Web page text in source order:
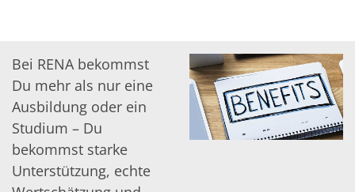
Bei RENA bekommst
Du mehr als nur eine
Ausbildung oder ein
Studium – Du
bekommst starke
Unterstützung, echte